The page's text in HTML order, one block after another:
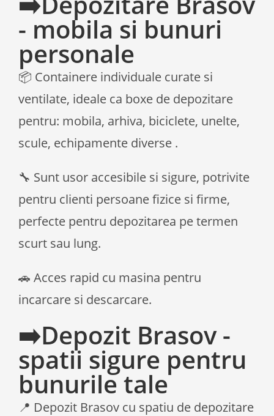
- mobila si bunuri
personale
📦 Containere individuale curate si
ventilate, ideale ca boxe de depozitare
pentru: mobila, arhiva, biciclete, unelte,
scule, echipamente diverse .
🔧 Sunt usor accesibile si sigure, potrivite
pentru clienti persoane fizice si firme,
perfecte pentru depozitarea pe termen
scurt sau lung.
🚗 Acces rapid cu masina pentru
incarcare si descarcare.
➡️Depozit Brasov -
spatii sigure pentru
bunurile tale
📍 Depozit Brasov cu spatiu de depozitare